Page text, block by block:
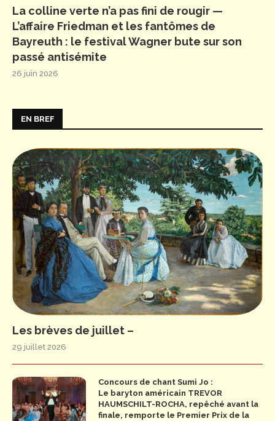
La colline verte n’a pas fini de rougir —
L’affaire Friedman et les fantômes de
Bayreuth : le festival Wagner bute sur son
passé antisémite
26 juin 2026
EN BREF
Les brèves de juillet –
29 juillet 2026
Concours de chant Sumi Jo :
Le baryton américain TREVOR
HAUMSCHILT-ROCHA, repêché avant la
finale, remporte le Premier Prix de la